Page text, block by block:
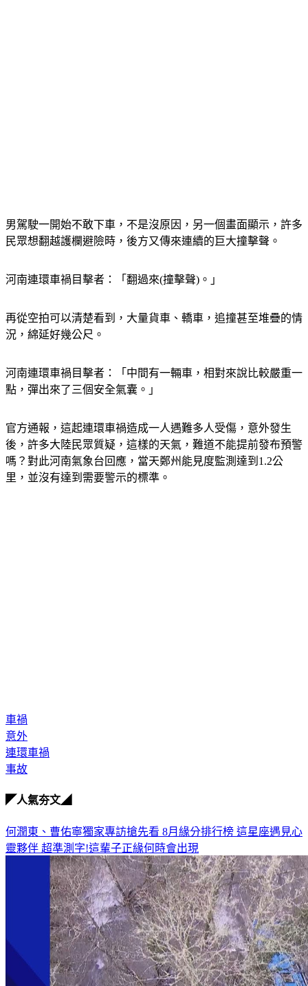
男駕駛一開始不敢下車，不是沒原因，另一個畫面顯示，許多
民眾想翻越護欄避險時，後方又傳來連續的巨大撞擊聲。
河南連環車禍目擊者：「翻過來(撞擊聲)。」
再從空拍可以清楚看到，大量貨車、轎車，追撞甚至堆疊的情
況，綿延好幾公尺。
河南連環車禍目擊者：「中間有一輛車，相對來說比較嚴重一
點，彈出來了三個安全氣囊。」
官方通報，這起連環車禍造成一人遇難多人受傷，意外發生
後，許多大陸民眾質疑，這樣的天氣，難道不能提前發布預警
嗎？對此河南氣象台回應，當天鄭州能見度監測達到1.2公
里，並沒有達到需要警示的標準。
車禍
意外
連環車禍
事故
◤人氣夯文◢
何潤東、曹佑寧獨家專訪搶先看 8月緣分排行榜 這星座遇見心
靈夥伴 超準測字!這輩子正緣何時會出現